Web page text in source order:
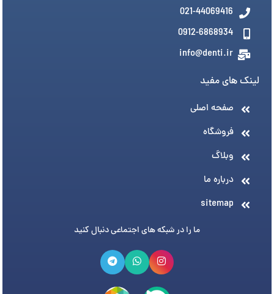
021-44069416
0912-6868934
info@denti.ir
لینک های مفید
صفحه اصلی
فروشگاه
وبلاگ
درباره ما
sitemap
ما را در شبکه های اجتماعی دنبال کنید